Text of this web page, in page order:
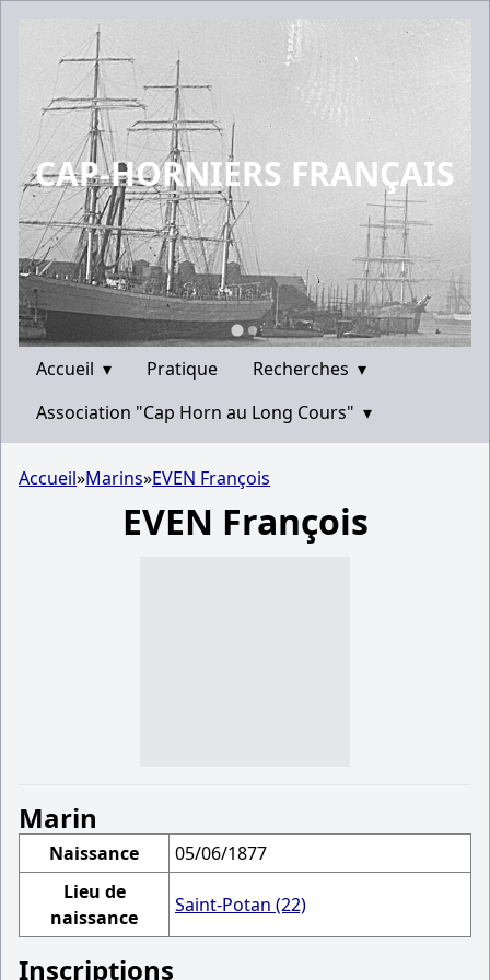
CAP-HORNIERS FRANÇAIS
Accueil ▾ Pratique Recherches ▾
Association "Cap Horn au Long Cours" ▾
Accueil»Marins»EVEN François
EVEN François
Marin
Naissance
05/06/1877
Lieu de
naissance
Saint-Potan (22)
Inscriptions